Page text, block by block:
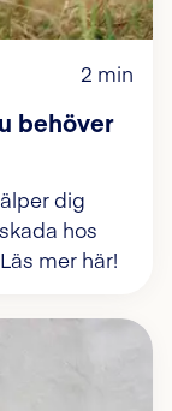
2 min
behöver
dig
hos
mer här!